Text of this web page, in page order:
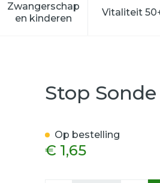
verzorging en hygiëne
voor Dieet, voeding en
Zwangerschap
en kinderenToon submenu voor
VitaliteitToon
Steriel 10mm
Stop
€ 1,65
Op bestelling